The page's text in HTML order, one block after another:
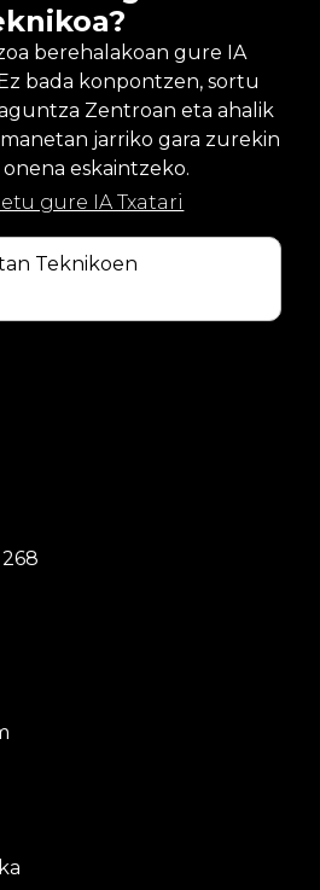
berehalakoan gure IA
bada konpontzen, sortu
Zentroan eta ahalik
jarriko gara zurekin
eskaintzeko.
gure IA Txatari
Teknikoen